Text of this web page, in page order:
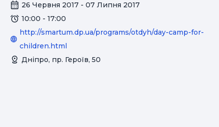
26 Червня 2017 - 07 Липня 2017
10:00 - 17:00
http://smartum.dp.ua/programs/otdyh/day-camp-for-
children.html
Дніпро, пр. Героїв, 50